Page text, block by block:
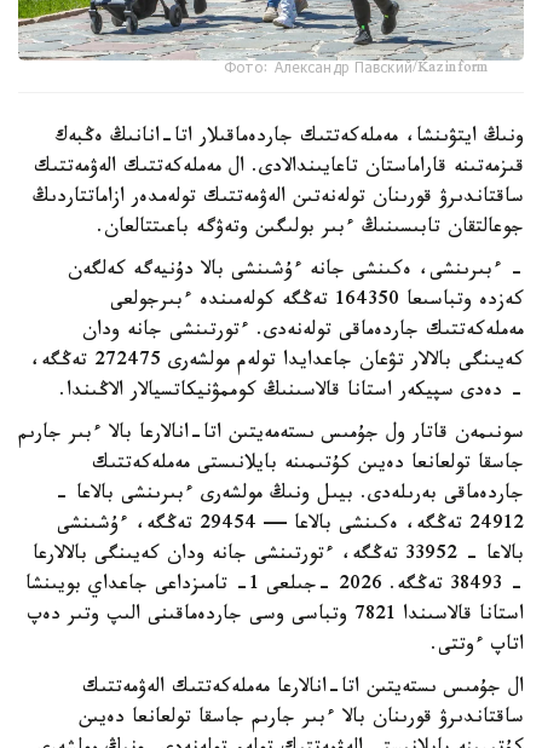
Фото: Александр Павский/Kazinform
ونىڭ ايتۋىنشا، مەملەكەتتىك جاردەماقىلار اتا-انانىڭ ەڭبەك
قىزمەتىنە قاراماستان تاعايىندالادى. ال مەملەكەتتىك الەۋمەتتىك
ساقتاندىرۋ قورىنان تولەنەتىن الەۋمەتتىك تولەمدەر ازاماتتاردىڭ
جوعالتقان تابىسىنىڭ ءبىر بولىگىن وتەۋگە باعىتتالعان.
- ءبىرىنشى، ەكىنشى جانە ءۇشىنشى بالا دۇنيەگە كەلگەن
كەزدە وتباسىعا 164350 تەڭگە كولەمىندە ءبىرجولعى
مەملەكەتتىك جاردەماقى تولەنەدى. ءتورتىنشى جانە ودان
كەيىنگى بالالار تۋعان جاعدايدا تولەم مولشەرى 272475 تەڭگە،
- دەدى سپيكەر استانا قالاسىنىڭ كوممۋنيكاتسيالار الاڭىندا.
سونىمەن قاتار ول جۇمىس ىستەمەيتىن اتا-انالارعا بالا ءبىر جارىم
جاسقا تولعانعا دەيىن كۇتىمىنە بايلانىستى مەملەكەتتىك
جاردەماقى بەرىلەدى. بيىل ونىڭ مولشەرى ءبىرىنشى بالاعا -
24912 تەڭگە، ەكىنشى بالاعا — 29454 تەڭگە، ءۇشىنشى
بالاعا - 33952 تەڭگە، ءتورتىنشى جانە ودان كەيىنگى بالالارعا
- 38493 تەڭگە. 2026 -جىلعى 1- تامىزداعى جاعداي بويىنشا
استانا قالاسىندا 7821 وتباسى وسى جاردەماقىنى الىپ وتىر دەپ
اتاپ ءوتتى.
ال جۇمىس ىستەيتىن اتا-انالارعا مەملەكەتتىك الەۋمەتتىك
ساقتاندىرۋ قورىنان بالا ءبىر جارىم جاسقا تولعانعا دەيىن